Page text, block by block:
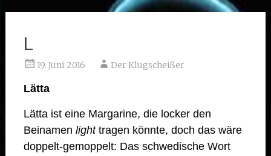
L
19. Juni 2016 Der Klugscheißer
Lätta
Lätta ist eine Margarine, die locker den
Beinamen light tragen könnte, doch das wäre
doppelt-gemoppelt: Das schwedische Wort